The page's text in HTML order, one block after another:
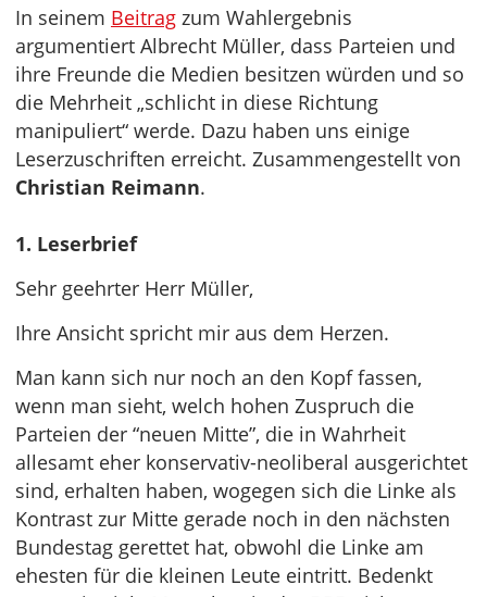
In seinem Beitrag zum Wahlergebnis
argumentiert Albrecht Müller, dass Parteien und
ihre Freunde die Medien besitzen würden und so
die Mehrheit „schlicht in diese Richtung
manipuliert“ werde. Dazu haben uns einige
Leserzuschriften erreicht. Zusammengestellt von
Christian Reimann.
1. Leserbrief
Sehr geehrter Herr Müller,
Ihre Ansicht spricht mir aus dem Herzen.
Man kann sich nur noch an den Kopf fassen,
wenn man sieht, welch hohen Zuspruch die
Parteien der “neuen Mitte”, die in Wahrheit
allesamt eher konservativ-neoliberal ausgerichtet
sind, erhalten haben, wogegen sich die Linke als
Kontrast zur Mitte gerade noch in den nächsten
Bundestag gerettet hat, obwohl die Linke am
ehesten für die kleinen Leute eintritt. Bedenkt